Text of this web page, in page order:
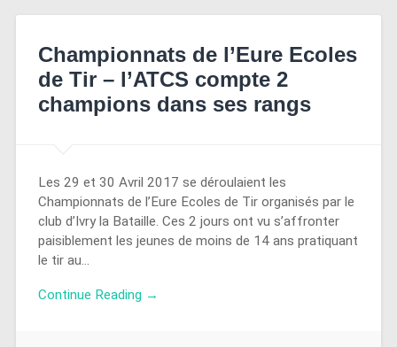
Championnats de l’Eure Ecoles
de Tir – l’ATCS compte 2
champions dans ses rangs
Les 29 et 30 Avril 2017 se déroulaient les
Championnats de l’Eure Ecoles de Tir organisés par le
club d’Ivry la Bataille. Ces 2 jours ont vu s’affronter
paisiblement les jeunes de moins de 14 ans pratiquant
le tir au…
Continue Reading →